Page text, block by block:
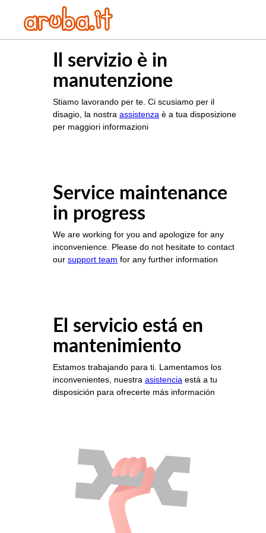
Il servizio è in
manutenzione
Stiamo lavorando per te. Ci scusiamo per il
disagio, la nostra assistenza è a tua disposizione
per maggiori informazioni
Service maintenance
in progress
We are working for you and apologize for any
inconvenience. Please do not hesitate to contact
our support team for any further information
El servicio está en
mantenimiento
Estamos trabajando para ti. Lamentamos los
inconvenientes, nuestra asistencia está a tu
disposición para ofrecerte más información